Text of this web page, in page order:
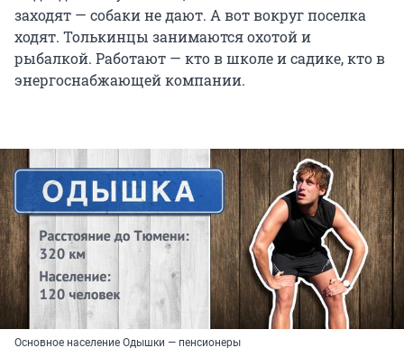
заходят — собаки не дают. А вот вокруг поселка
ходят. Толькинцы занимаются охотой и
рыбалкой. Работают — кто в школе и садике, кто в
энергоснабжающей компании.
Основное население Одышки — пенсионеры